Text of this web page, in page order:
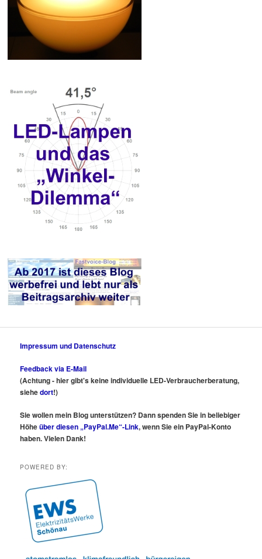
Impressum und Datenschutz
Feedback via E-Mail
(Achtung - hier gibt's keine individuelle LED-Verbraucherberatung,
siehedort!)
Sie wollen mein Blog unterstützen? Dann spenden Sie in beliebiger
Höheüber diesen „PayPal.Me“-Link, wenn Sie ein PayPal-Konto
haben. Vielen Dank!
POWERED BY: